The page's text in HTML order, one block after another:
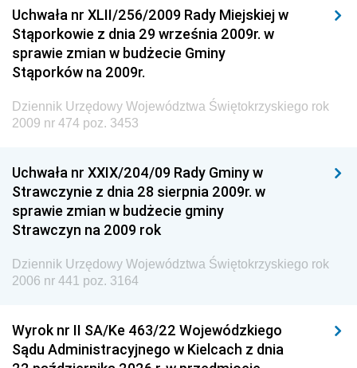
Dziennik Urzędowy Generalnej Dyrekcji Dróg
Krajowych i Autostrad
Dziennik Urzędowy Ministra Środowiska
Dziennik Urzędowy Ministra Edukacji
Dziennik Urzędowy Ministra Przemysłu
Dziennik Urzędowy Ministra Finansów i Gospodarki
Dziennik Urzędowy Ministra do Spraw Unii
Dziennik Urzędowy Agencji Wywiadu
Uchwała nr XLII/256/2009 Rady Miejskiej w
Stąporkowie z dnia 29 września 2009r. w
sprawie zmian w budżecie Gminy
Stąporków na 2009r.
Dziennik Urzędowy Województwa Świętokrzyskiego rok
2009 nr 474 poz. 3453
Uchwała nr XXIX/204/09 Rady Gminy w
Strawczynie z dnia 28 sierpnia 2009r. w
sprawie zmian w budżecie gminy
Strawczyn na 2009 rok
Dziennik Urzędowy Województwa Świętokrzyskiego rok
2006 nr 441 poz. 3164
Wyrok nr II SA/Ke 463/22 Wojewódzkiego
Sądu Administracyjnego w Kielcach z dnia